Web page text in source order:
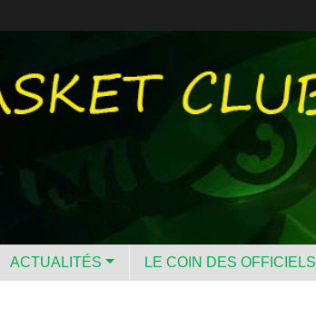
ACTUALITÉS LE COIN DES OFFICIELS